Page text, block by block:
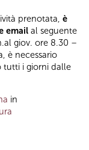
prenotata, è
email al seguente
giov. ore 8.30 –
è necessario
tutti i giorni dalle
in